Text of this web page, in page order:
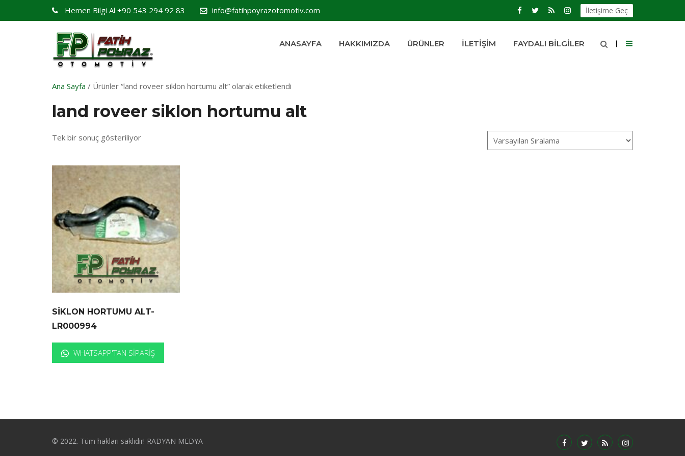
Hemen Bilgi Al +90 543 294 92 83 info@fatihpoyrazotomotiv.com İletişime Geç
ANASAYFA HAKKIMIZDA ÜRÜNLER İLETIŞIM FAYDALI BILGILER
Ana Sayfa / Ürünler “land roveer siklon hortumu alt” olarak etiketlendi
land roveer siklon hortumu alt
Tek bir sonuç gösteriliyor
SİKLON HORTUMU ALT-
LR000994
WHATSAPP'TAN SIPARIŞ
© 2022. Tüm hakları saklıdır! RADYAN MEDYA